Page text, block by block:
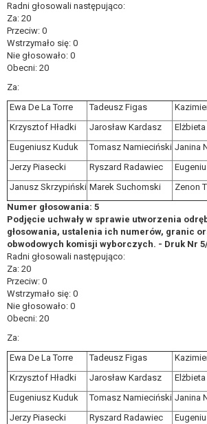
Radni głosowali następująco:
Za: 20
Przeciw: 0
Wstrzymało się: 0
Nie głosowało: 0
Obecni: 20
Za:
Ewa De La Torre
Tadeusz Figas
Krzysztof Hładki
Jarosław Kardasz
Eugeniusz Kuduk
Tomasz Namieciński Janina
Jerzy Piasecki
Ryszard Radawiec
Janusz Skrzypiński Marek Suchomski Zenon
Numer głosowania: 5
Podjęcie uchwały w sprawie utworzenia
głosowania, ustalenia ich numerów, granic
obwodowych komisji wyborczych. - Druk Nr
Radni głosowali następująco:
Za: 20
Przeciw: 0
Wstrzymało się: 0
Nie głosowało: 0
Obecni: 20
Za:
Ewa De La Torre
Tadeusz Figas
Krzysztof Hładki
Jarosław Kardasz
Eugeniusz Kuduk
Tomasz Namieciński Janina
Jerzy Piasecki
Ryszard Radawiec